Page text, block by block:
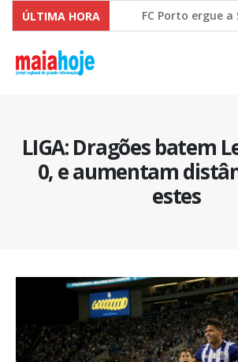
ÚLTIMA HORA FC Porto ergue a
Comissão Europeia
LIGA: Dragões batem
0, e aumentam
estes